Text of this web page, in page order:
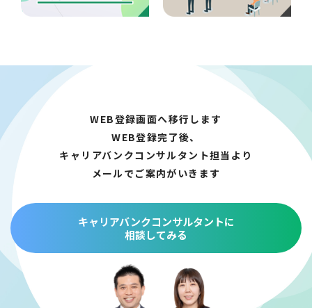
キャリアバンクコンサルタントに
相談してみる
WEB登録画面へ移行します
WEB登録完了後、
キャリアバンクコンサルタント担当より
メールでご案内がいきます